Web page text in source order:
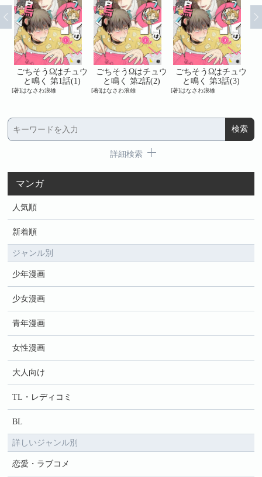
ごちそうΩはチュウ
と鳴く 第1話(1)
[著]はなさわ浪雄
ごちそうΩはチュウ
と鳴く 第2話(2)
[著]はなさわ浪雄
ごちそうΩはチュウ
と鳴く 第3話(3)
[著]はなさわ浪雄
詳細検索
マンガ
人気順
新着順
ジャンル別
少年漫画
少女漫画
青年漫画
女性漫画
大人向け
TL・レディコミ
BL
詳しいジャンル別
恋愛・ラブコメ